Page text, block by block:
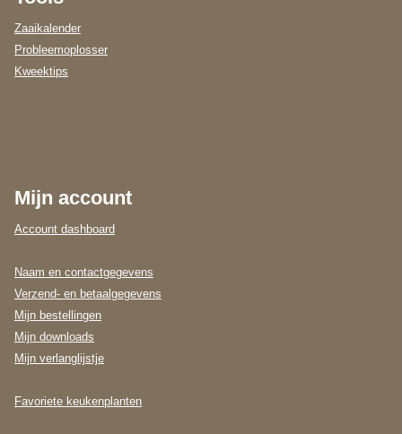
Zaaikalender
Probleemoplosser
Kweektips
Mijn account
Account dashboard
Naam en contactgegevens
Verzend- en betaalgegevens
Mijn bestellingen
Mijn downloads
Mijn verlanglijstje
Favoriete keukenplanten